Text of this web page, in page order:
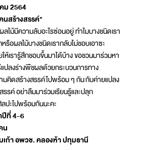
ม 2564
สร้างสรรค์"
ลไม้มีความลับอะไรซ่อนอยู่ ทำไมบางชนิดเรา
อผลไม้บางชนิดเรากลับไม่ชอบเอาซะ
ให้เรารู้สึกชอบขึ้นมาได้บ้าง ขอชวนมาร่วมหา
ลงร่างพืชผลด้วยกระบวนการทาง
มคิดสร้างสรรค์ไปพร้อม ๆ กัน กับค่ายแปลง
รค์ อย่าลืมมาร่วมเรียนรู้และปลุก
ปะไปพร้อมกันนะคะ
ปีที่ 4-6
น
า อพวช. คลองห้า ปทุมธานี